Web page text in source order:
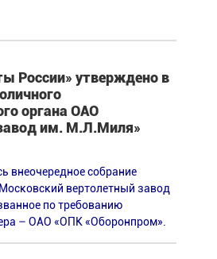
России» утверждено в
органа ОАО
им. М.Л.Миля»
внеочередное собрание
вертолетный завод
по требованию
– ОАО «ОПК «Оборонпром».